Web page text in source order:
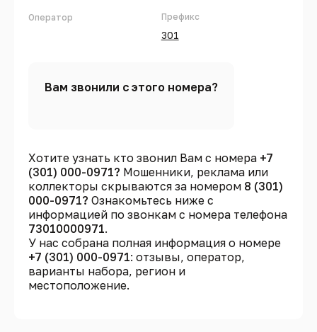
Оператор Префикс
301
Вам звонили с этого номера?
Хотите узнать кто звонил Вам с номера +7
(301) 000-0971? Мошенники, реклама или
коллекторы скрываются за номером 8 (301)
000-0971? Ознакомьтесь ниже с
информацией по звонкам с номера телефона
73010000971.
У нас собрана полная информация о номере
+7 (301) 000-0971: отзывы, оператор,
варианты набора, регион и
местоположение.